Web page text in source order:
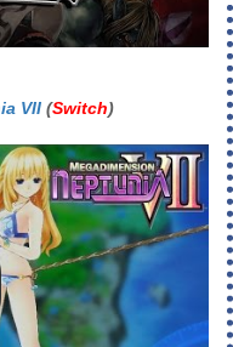
VII(Switch)